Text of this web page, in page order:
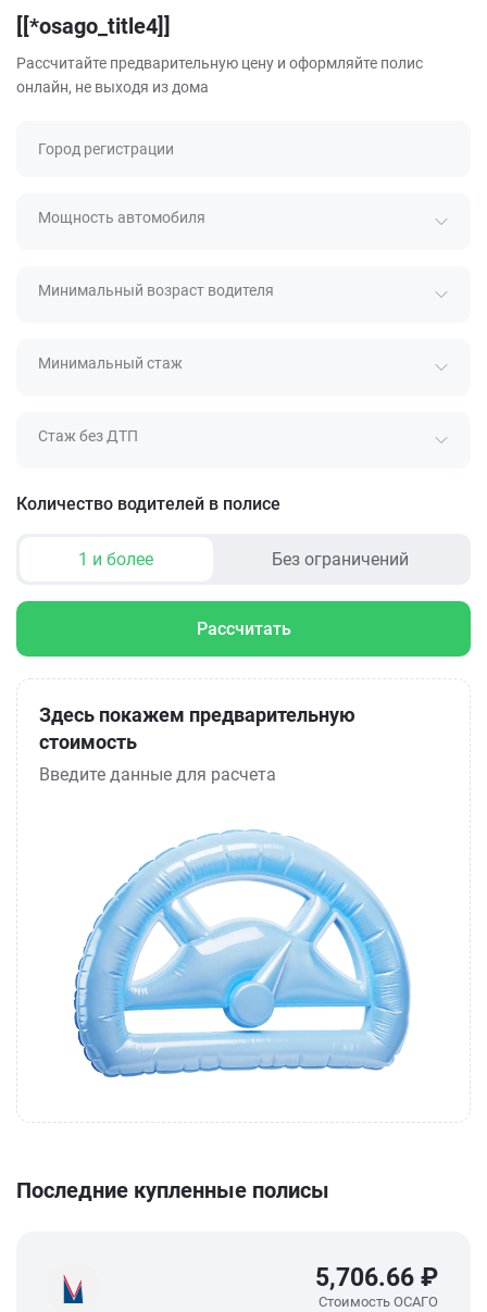
[[*osago_title4]]
Рассчитайте предварительную цену и оформляйте полис
онлайн, не выходя из дома
Город регистрации
Мощность автомобиля
Минимальный возраст водителя
Минимальный стаж
Стаж без ДТП
Количество водителей в полисе
1 и более Без ограничений
Рассчитать
Здесь покажем предварительную
стоимость
Введите данные для расчета
Последние купленные полисы
5,706.66 ₽
Стоимость ОСАГО